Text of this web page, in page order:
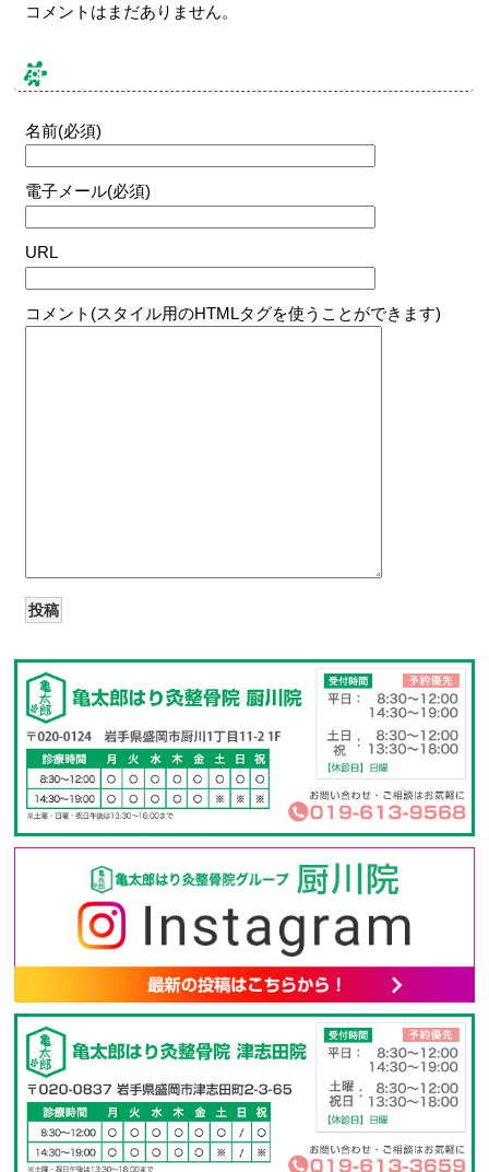
コメントはまだありません。
コメントする
名前(必須)
電子メール(必須)
URL
コメント(スタイル用のHTMLタグを使うことができます)